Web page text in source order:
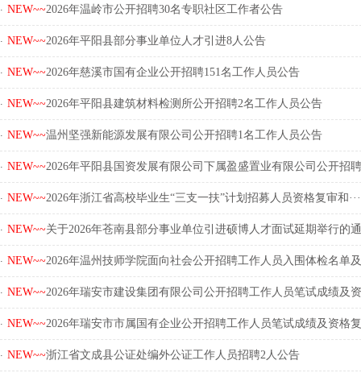
. NEW~~2026年温岭市公开招聘30名专职社区工作者公告
. NEW~~2026年平阳县部分事业单位人才引进8人公告
. NEW~~2026年慈溪市国有企业公开招聘151名工作人员公告
. NEW~~2026年平阳县建筑材料检测所公开招聘2名工作人员公告
. NEW~~温州坚强新能源发展有限公司公开招聘1名工作人员公告
. NEW~~2026年平阳县国资发展有限公司下属盈盛置业有限公司公开招聘
. NEW~~2026年浙江省高校毕业生“三支一扶”计划招募人员资格复审和···
. NEW~~关于2026年苍南县部分事业单位引进硕博人才面试延期举行的通
. NEW~~2026年温州技师学院面向社会公开招聘工作人员入围体检名单及
. NEW~~2026年瑞安市建设集团有限公司公开招聘工作人员笔试成绩及资
. NEW~~2026年瑞安市市属国有企业公开招聘工作人员笔试成绩及资格复
. NEW~~浙江省文成县公证处编外公证工作人员招聘2人公告